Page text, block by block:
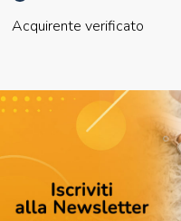
Acquirente verificato